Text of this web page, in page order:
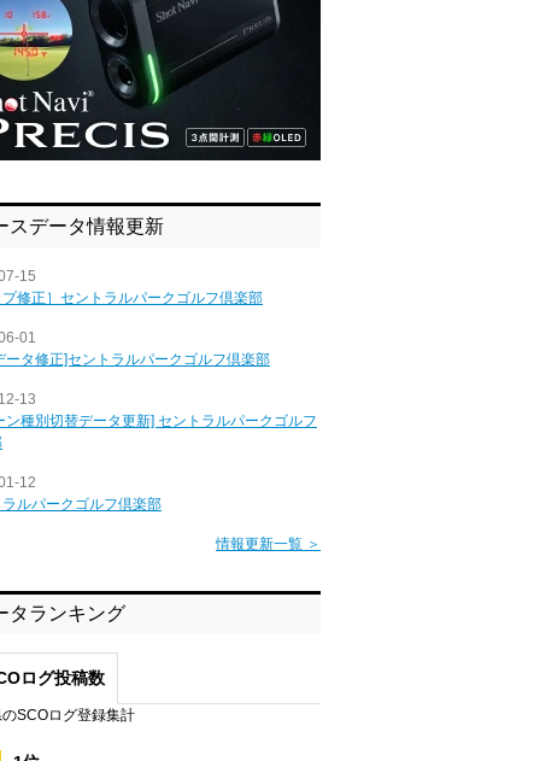
スデータ情報更新
15
プ修正］セントラルパークゴルフ倶楽部
01
ータ修正]セントラルパークゴルフ倶楽部
13
ン種別切替データ更新] セントラルパークゴルフ
12
ルパークゴルフ倶楽部
情報更新一覧 ＞
タランキング
ログ投稿数
のSCOログ登録集計